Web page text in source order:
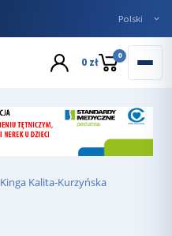
0 zł 0
Kinga Kalita-Kurzyńska